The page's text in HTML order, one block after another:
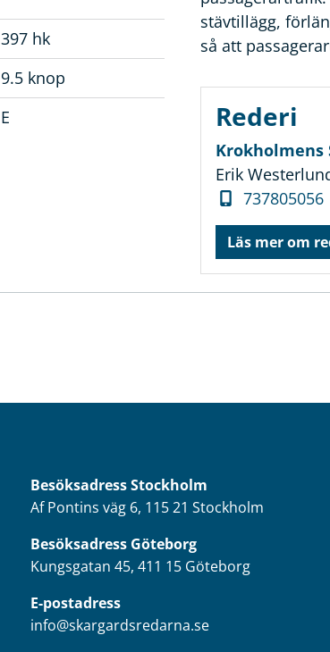
397 hk
9.5 knop
E
stävtillägg,
så att
Rederi
Krokholmens
Erik
737805056
Läs mer om
BesöksadressStockholm
Af Pontins väg 6, 115 21 Stockholm
Besöksadress Göteborg
Kungsgatan 45, 411 15 Göteborg
E-postadress
info@skargardsredarna.se